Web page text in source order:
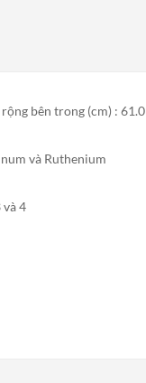
bên trong (cm) : 61.0
và Ruthenium
4